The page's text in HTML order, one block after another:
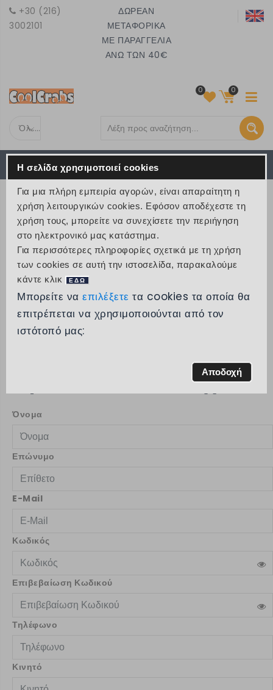
+30 (216)
3002101
ΔΩΡΕΑΝ
ΜΕΤΑΦΟΡΙΚΑ
ΜΕ ΠΑΡΑΓΓΕΛΙΑ
ΑΝΩ ΤΩΝ 40€
Όλες τις κατηγορίες
0 0
€ 0
MENU
Λογαριασμός
Home / Δημιουργία νέου λογαριασμού
Δημιουργία
Λογαριασμού
Προσωπικα Στοιχεία
Όνομα
Επώνυμο
E-Mail
Κωδικός
Επιβεβαίωση Κωδικού
Τηλέφωνο
Κινητό
Η σελίδα χρησιμοποιεί cookies
Για μια πλήρη εμπειρία αγορών, είναι απαραίτητη η
χρήση λειτουργικών cookies. Εφόσον αποδέχεστε τη
χρήση τους, μπορείτε να συνεχίσετε την περιήγηση
στο ηλεκτρονικό μας κατάστημα.
Για περισσότερες πληροφορίες σχετικά με τη χρήση
των cookies σε αυτή την ιστοσελίδα, παρακαλούμε
κάντε κλικ
ΕΔΩ
Μπορείτε να επιλέξετετα cookies τα οποία θα
επιτρέπεται να χρησιμοποιούνται από τον
ιστότοπό μας:
Αποδοχή